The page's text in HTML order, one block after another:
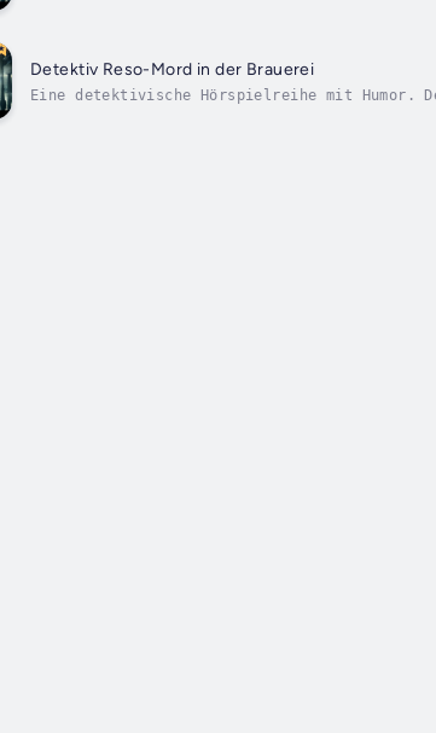
Detektiv Reso-Mord in der Brauerei
Eine detektivische Hörspielreihe mit Humor.